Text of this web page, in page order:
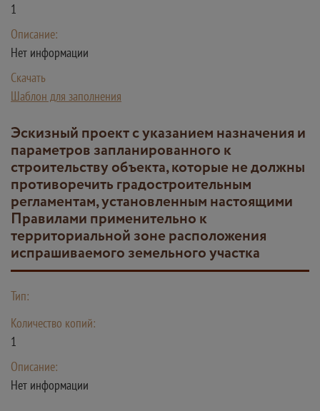
1
Описание:
Нет информации
Скачать
Шаблон для заполнения
Эскизный проект с указанием назначения и
параметров запланированного к
строительству объекта, которые не должны
противоречить градостроительным
регламентам, установленным настоящими
Правилами применительно к
территориальной зоне расположения
испрашиваемого земельного участка
Тип:
Количество копий:
1
Описание:
Нет информации